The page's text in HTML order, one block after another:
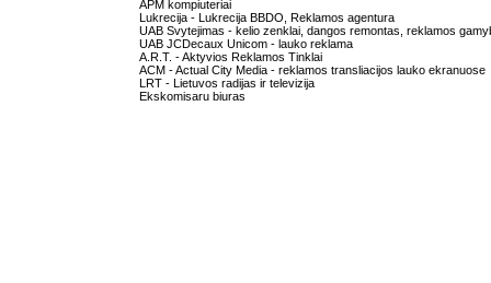
APM kompiuteriai
Lukrecija - Lukrecija BBDO, Reklamos agentura
UAB Svytejimas - kelio zenklai, dangos remontas, reklamos
UAB JCDecaux Unicom - lauko reklama
A.R.T. - Aktyvios Reklamos Tinklai
ACM - Actual City Media - reklamos transliacijos lauko ekranuose
LRT - Lietuvos radijas ir televizija
Ekskomisaru biuras